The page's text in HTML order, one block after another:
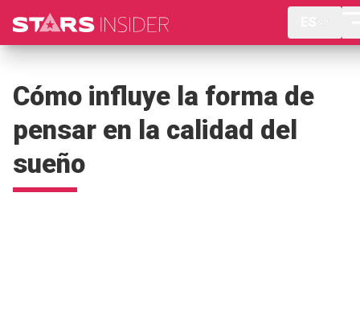
Cómo influye la forma de
pensar en la calidad del
sueño